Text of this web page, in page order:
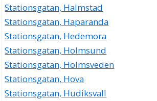
Stationsgatan, Halmstad
Stationsgatan, Haparanda
Stationsgatan, Hedemora
Stationsgatan, Holmsund
Stationsgatan, Holmsveden
Stationsgatan, Hova
Stationsgatan, Hudiksvall